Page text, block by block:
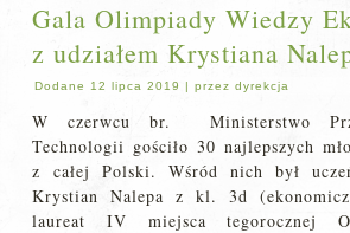
Gala Olimpiady Wiedzy
z udziałem Krystiana
Dodane 12 lipca 2019 |przez dyrekcja
W czerwcu br. Ministerstwo
Technologii gościło 30 najlepszych
z całej Polski. Wśród nich był
Krystian Nalepa z kl. 3d
laureat IV miejsca tegorocznej